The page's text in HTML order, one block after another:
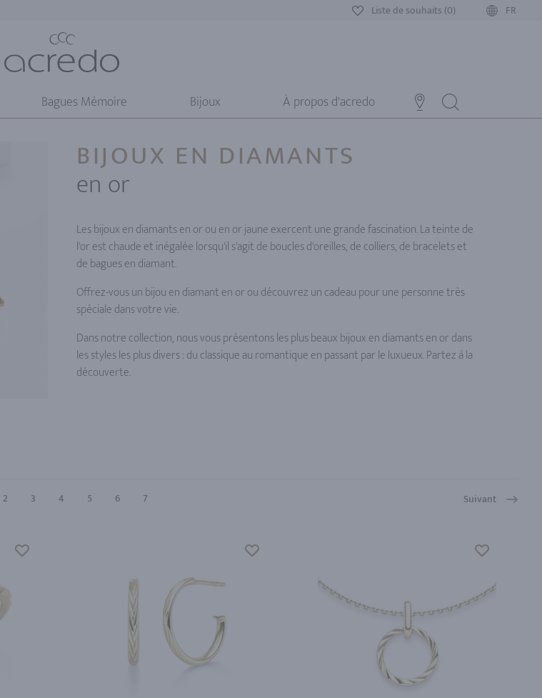
Liste de souhaits (0) FR
Bagues Mémoire Bijoux À propos d'acredo
BIJOUX EN DIAMANTS
en or
Les bijoux en diamants en or ou en or jaune exercent une grande fascination. La teinte de
l'or est chaude et inégalée lorsqu'il s'agit de boucles d'oreilles, de colliers, de bracelets et
de bagues en diamant.
Offrez-vous un bijou en diamant en or ou découvrez un cadeau pour une personne très
spéciale dans votre vie.
Dans notre collection, nous vous présentons les plus beaux bijoux en diamants en or dans
les styles les plus divers : du classique au romantique en passant par le luxueux. Partez à la
découverte.
2 3 4 5 6 7 Suivant